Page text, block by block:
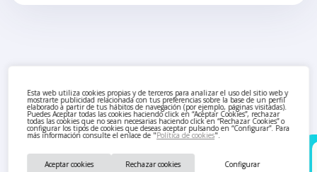
Esta web utiliza cookies propias y de terceros para analizar el uso del sitio web y
mostrarte publicidad relacionada con tus preferencias sobre la base de un perfil
elaborado a partir de tus hábitos de navegación (por ejemplo, páginas visitadas).
Puedes Aceptar todas las cookies haciendo click en “Aceptar Cookies”, rechazar
todas las cookies que no sean necesarias haciendo click en “Rechazar Cookies” o
configurar los tipos de cookies que deseas aceptar pulsando en “Configurar”. Para
más información consulte el enlace de "Política de cookies".
Configurar
Rechazar cookies
Aceptar cookies
También te puede interesar